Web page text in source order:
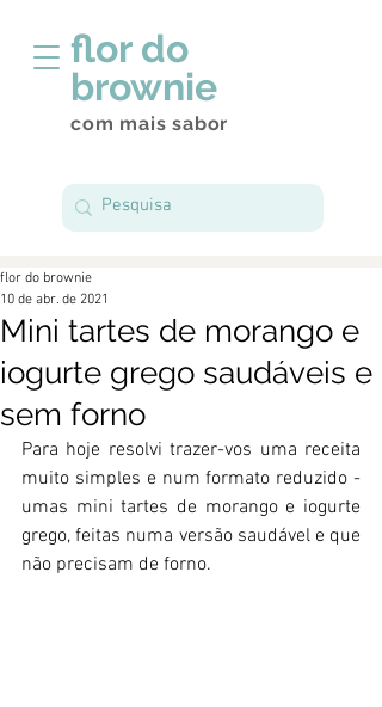
flor do
brownie
com mais sabor
Mini tartes de morango e
iogurte grego saudáveis e
sem forno
flor do brownie
10 de abr. de 2021
Para hoje resolvi trazer-vos uma receita
muito simples e num formato reduzido -
umas mini tartes de morango e iogurte
grego, feitas numa versão saudável e que
não precisam de forno.